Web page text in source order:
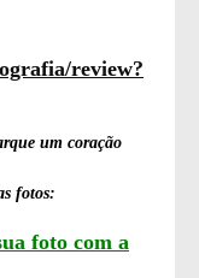
review?
um coração
fotos:
foto com a